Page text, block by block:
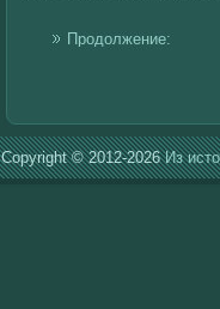
Продолжение:
Copyright © 2012-2026Из